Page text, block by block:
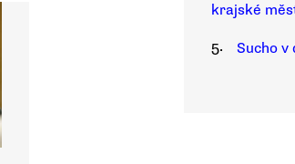
krajské
5.
Sucho v